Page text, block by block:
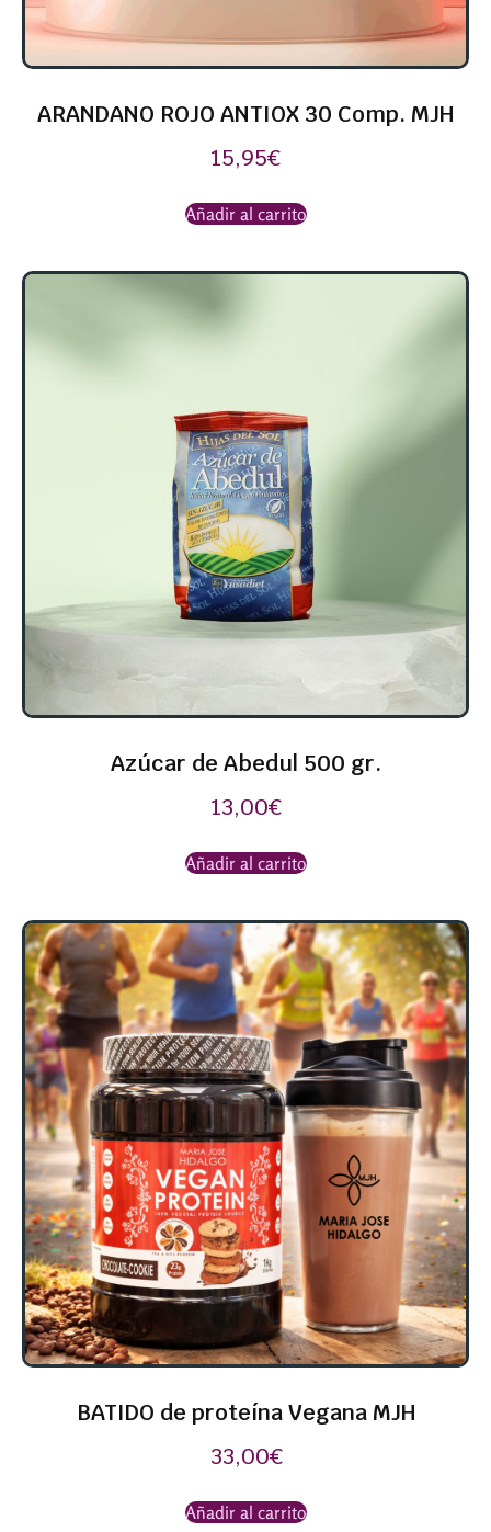
ARANDANO ROJO ANTIOX 30 Comp. MJH
15,95€
Añadir al carrito
Azúcar de Abedul 500 gr.
13,00€
Añadir al carrito
BATIDO de proteína Vegana MJH
33,00€
Añadir al carrito